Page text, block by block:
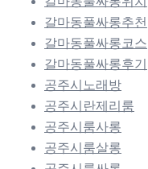
갈마동풀싸롱추천
갈마동풀싸롱코스
갈마동풀싸롱후기
공주시노래방
공주시란제리룸
공주시룸사롱
공주시룸살롱